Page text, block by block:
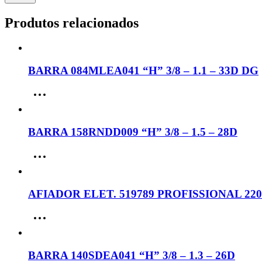
Produtos relacionados
BARRA 084MLEA041 “H” 3/8 – 1.1 – 33D DG
BARRA 158RNDD009 “H” 3/8 – 1.5 – 28D
AFIADOR ELET. 519789 PROFISSIONAL
BARRA 140SDEA041 “H” 3/8 – 1.3 – 26D